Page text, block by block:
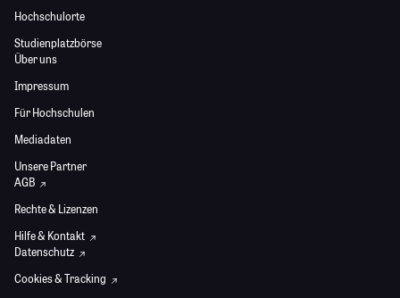
Hochschulorte
Studienplatzbörse
Über uns
Impressum
Für Hochschulen
Mediadaten
Unsere Partner
AGB
Rechte & Lizenzen
Hilfe & Kontakt
Datenschutz
Cookies & Tracking